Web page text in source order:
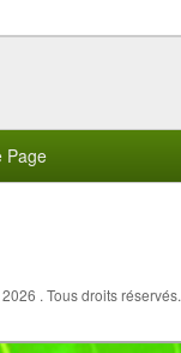
Page
. Tous droits réservés.